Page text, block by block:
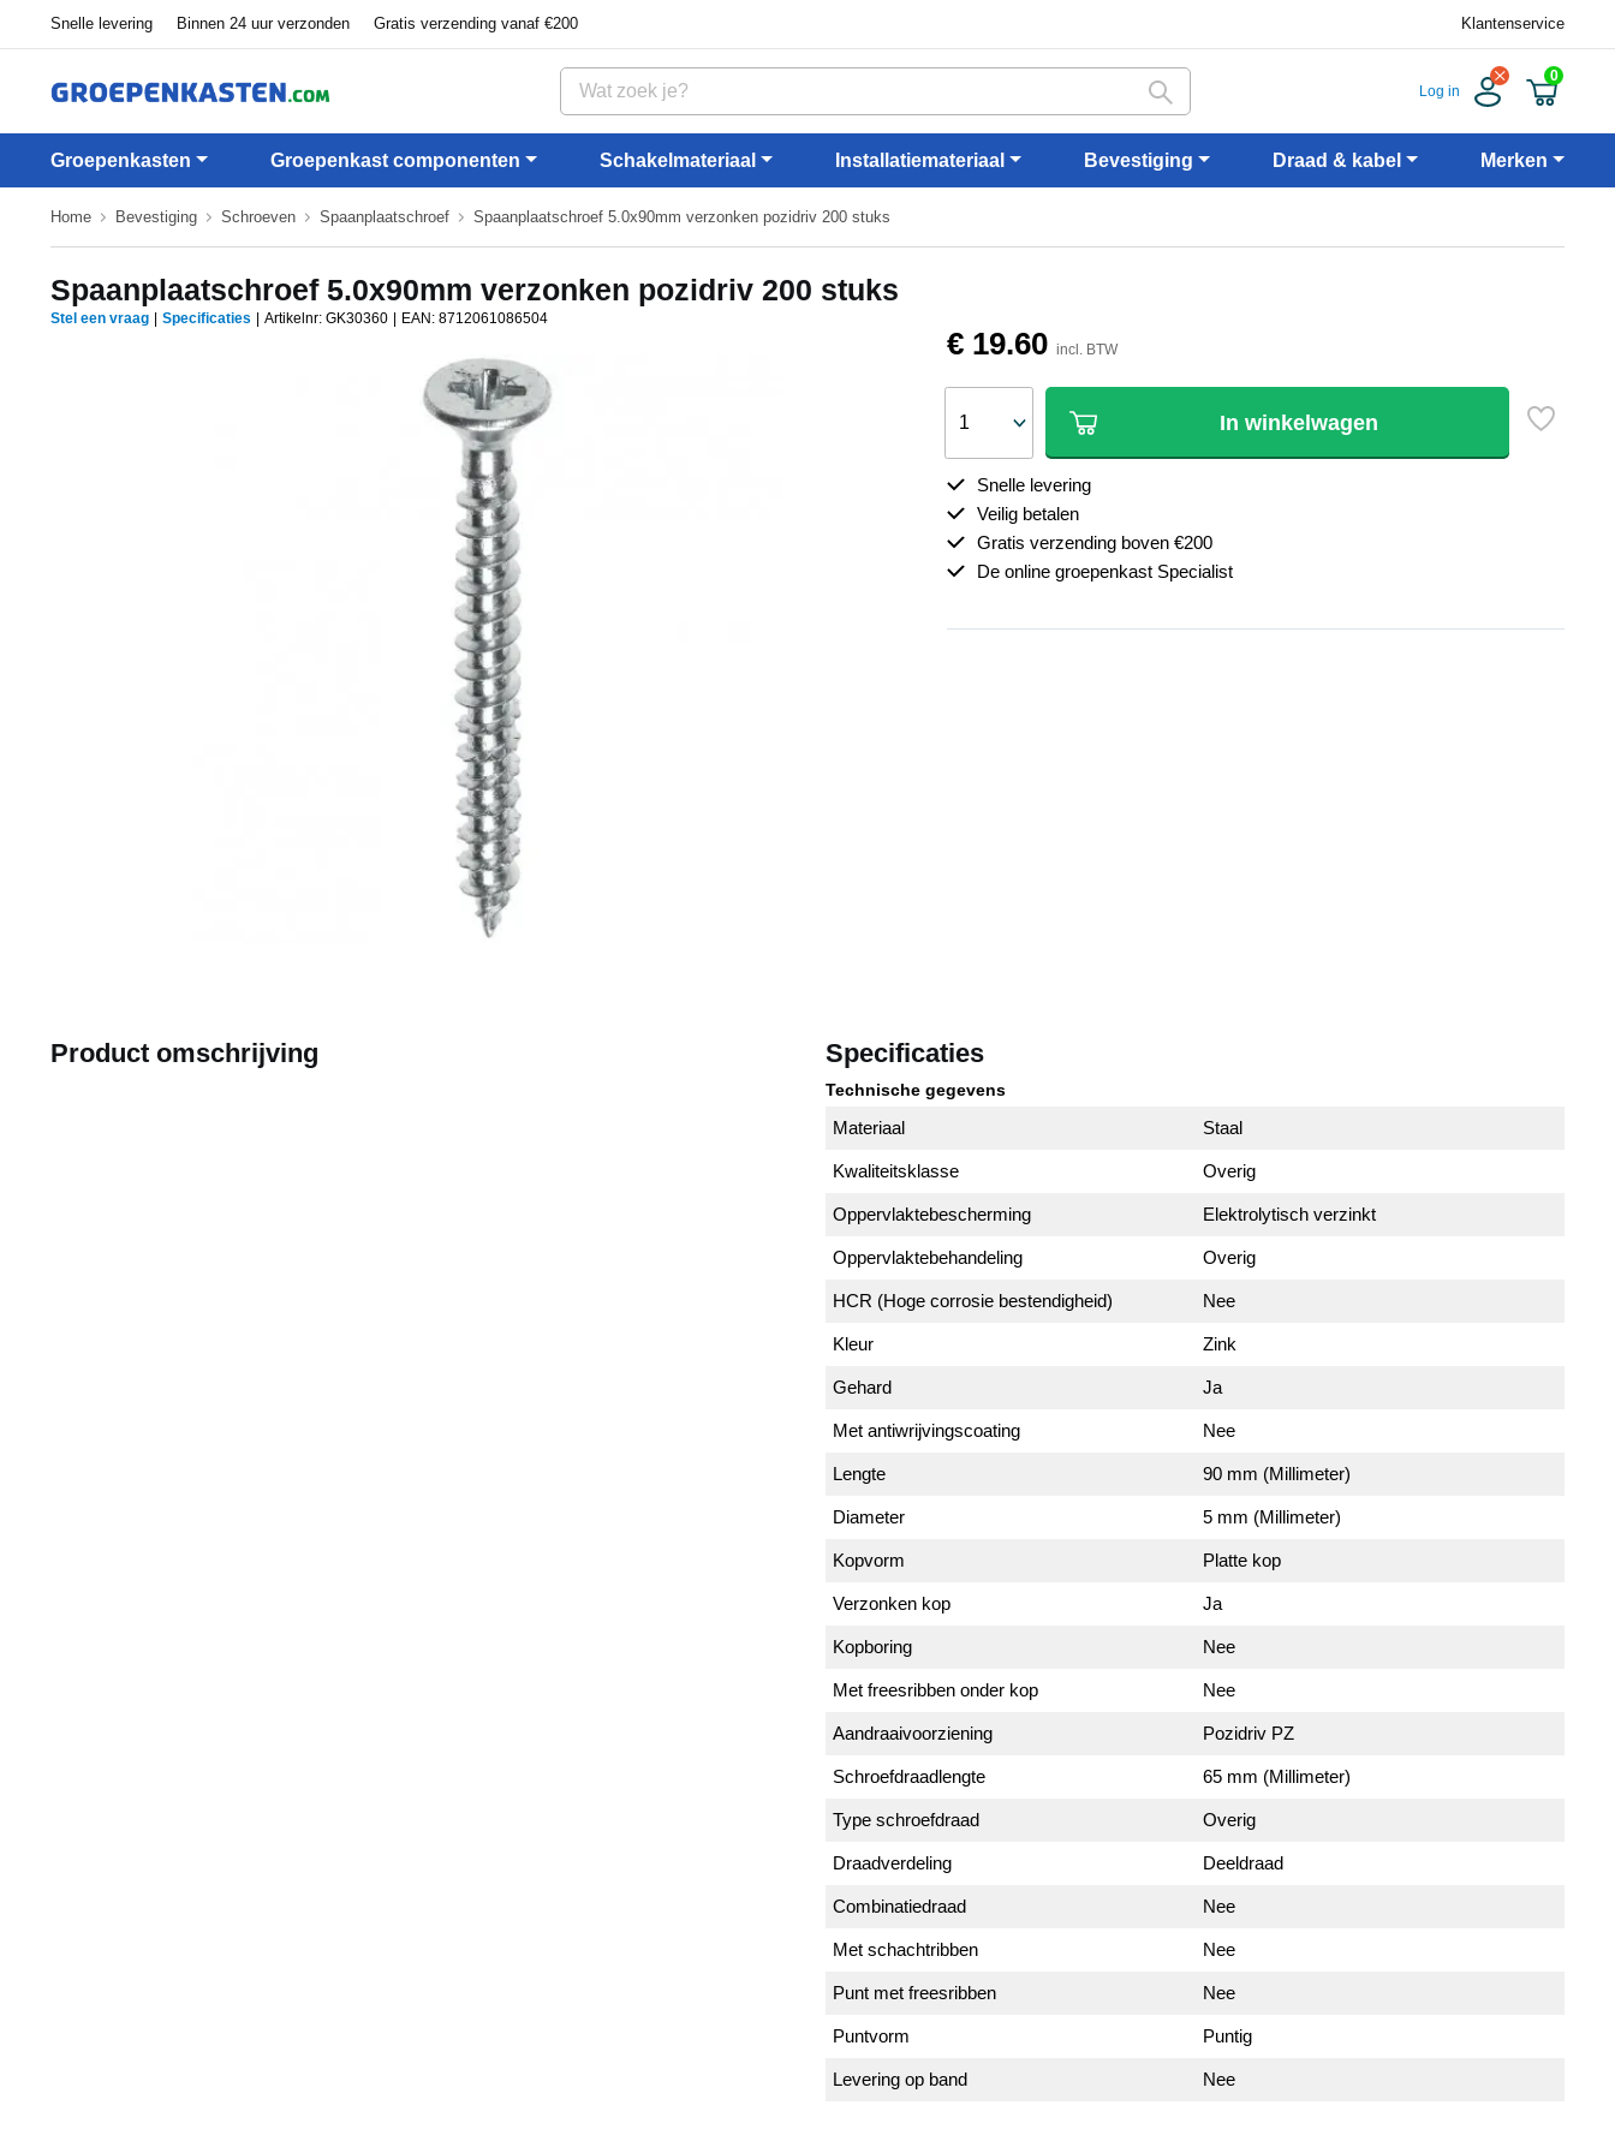
Snelle levering Binnen 24 uur verzonden Gratis verzending vanaf €200 Klantenservice
Log in
0
Groepenkasten Groepenkast componenten Schakelmateriaal Installatiemateriaal Bevestiging Draad & kabel Merken
Home Bevestiging Schroeven Spaanplaatschroef Spaanplaatschroef 5.0x90mm verzonken pozidriv 200 stuks
Spaanplaatschroef 5.0x90mm verzonken pozidriv 200 stuks
Stel een vraag Specificaties Artikelnr: GK30360 EAN: 8712061086504
€ 19.60incl. BTW
In winkelwagen
Snelle levering
Veilig betalen
Gratis verzending boven €200
De online groepenkast Specialist
Product omschrijving Specificaties
Technische gegevens
Materiaal Staal
Kwaliteitsklasse Overig
Oppervlaktebescherming Elektrolytisch verzinkt
Oppervlaktebehandeling Overig
HCR (Hoge corrosie bestendigheid) Nee
Kleur Zink
Gehard Ja
Met antiwrijvingscoating Nee
Lengte 90 mm (Millimeter)
Diameter 5 mm (Millimeter)
Kopvorm Platte kop
Verzonken kop Ja
Kopboring Nee
Met freesribben onder kop Nee
Aandraaivoorziening Pozidriv PZ
Schroefdraadlengte 65 mm (Millimeter)
Type schroefdraad Overig
Draadverdeling Deeldraad
Combinatiedraad Nee
Met schachtribben Nee
Punt met freesribben Nee
Puntvorm Puntig
Levering op band Nee